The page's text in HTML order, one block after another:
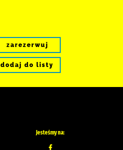
zarezerwuj
dodaj do listy
Jesteśmy na: